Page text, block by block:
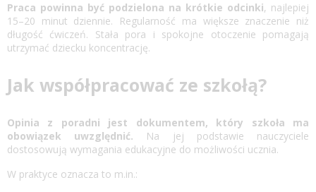
Praca powinna być podzielona na krótkie odcinki, najlepiej
15–20 minut dziennie. Regularność ma większe znaczenie niż
długość ćwiczeń. Stała pora i spokojne otoczenie pomagają
utrzymać dziecku koncentrację.
Jak współpracować ze szkołą?
Opinia z poradni jest dokumentem, który szkoła ma
obowiązek uwzględnić. Na jej podstawie nauczyciele
dostosowują wymagania edukacyjne do możliwości ucznia.
W praktyce oznacza to m.in.: